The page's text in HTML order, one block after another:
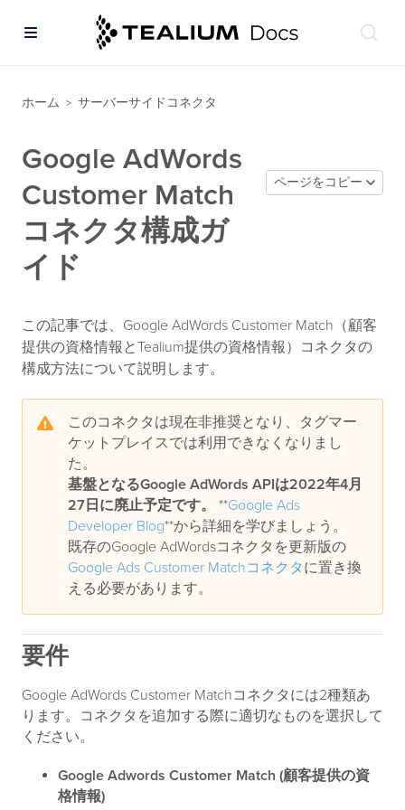
ホーム > サーバーサイドコネクタ
Google AdWords
Customer Match
コネクタ構成ガ
イド
ページをコピー
この記事では、Google AdWords Customer Match（顧客
提供の資格情報とTealium提供の資格情報）コネクタの
構成方法について説明します。
このコネクタは現在非推奨となり、タグマー
ケットプレイスでは利用できなくなりまし
た。
基盤となるGoogle AdWords APIは2022年4月
27日に廃止予定です。
**Google Ads
Developer Blog**から詳細を学びましょう。
既存のGoogle AdWordsコネクタを更新版の
Google Ads Customer Matchコネクタ に置き換
える必要があります。
要件
Google AdWords Customer Matchコネクタには2種類あ
ります。コネクタを追加する際に適切なものを選択して
ください。
Google Adwords Customer Match (顧客提供の資
格情報)